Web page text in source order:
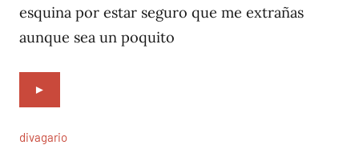
esquina por estar seguro que me extrañas
aunque sea un poquito
►
divagario